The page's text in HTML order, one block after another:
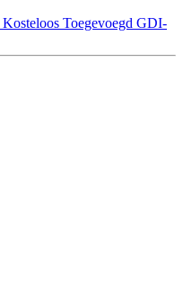
Kosteloos Toegevoegd GDI-